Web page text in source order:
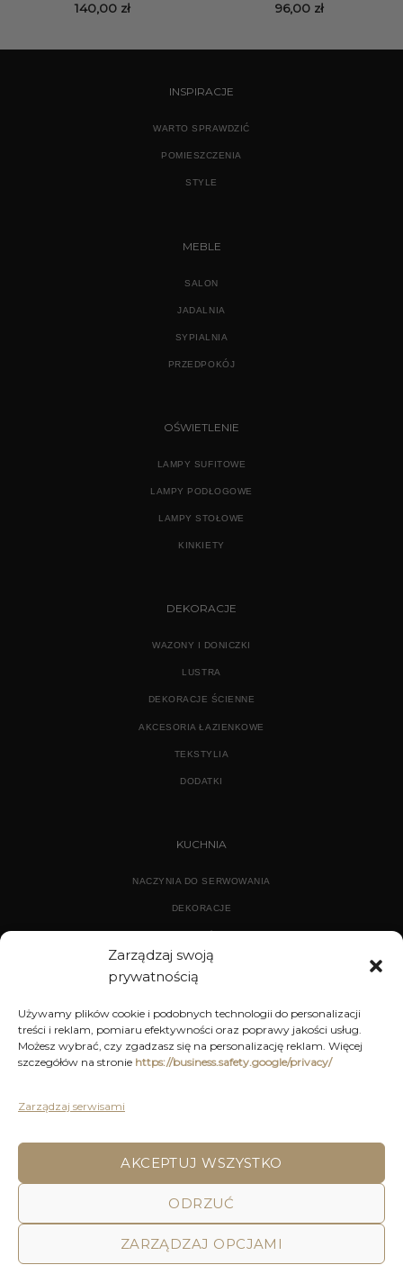
Zarządzaj swoją
prywatnością
Używamy plików cookie i podobnych technologii do personalizacji
treści i reklam, pomiaru efektywności oraz poprawy jakości usług.
Możesz wybrać, czy zgadzasz się na personalizację reklam. Więcej
szczegółów na stronie https://business.safety.google/privacy/
Zarządzaj serwisami
AKCEPTUJ WSZYSTKO
ODRZUĆ
ZARZĄDZAJ OPCJAMI
140,00 zł 96,00 zł
INSPIRACJE
WARTO SPRAWDZIĆ
POMIESZCZENIA
STYLE
MEBLE
SALON
JADALNIA
SYPIALNIA
PRZEDPOKÓJ
OŚWIETLENIE
LAMPY SUFITOWE
LAMPY PODŁOGOWE
LAMPY STOŁOWE
KINKIETY
DEKORACJE
WAZONY I DONICZKI
LUSTRA
DEKORACJE ŚCIENNE
AKCESORIA ŁAZIENKOWE
TEKSTYLIA
DODATKI
KUCHNIA
NACZYNIA DO SERWOWANIA
DEKORACJE
DEKORACJE
KUCHNIA
POLITYKA PRYWATNOŚCI
REGULAMIN SKLEPU ON-LINE
DECOR AND YOU
Decor & You | Home Decorations | Home Accessories |